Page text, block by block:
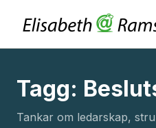
Tagg:
Tankar om ledarskap,